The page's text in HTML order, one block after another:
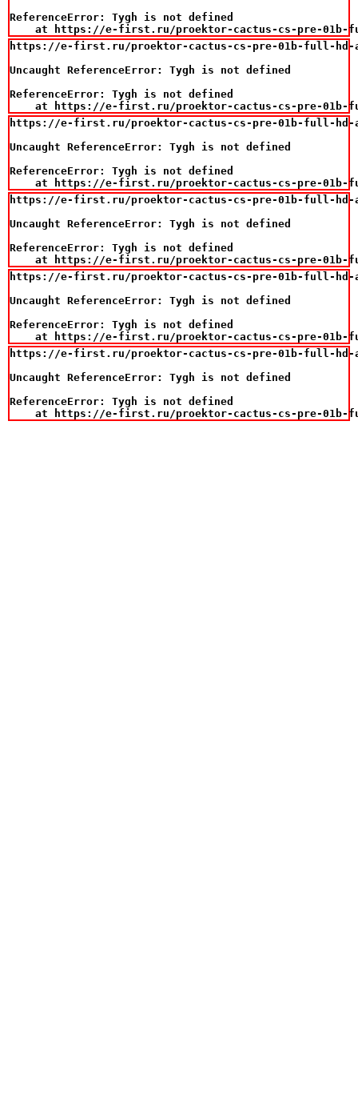
ReferenceError: Tygh is not defined
at https://e-first.ru/proektor-cactus-cs-pre-
https://e-first.ru/proektor-cactus-cs-pre-01b-full-hd-a-
Uncaught ReferenceError: Tygh is not defined
ReferenceError: Tygh is not defined
at https://e-first.ru/proektor-cactus-cs-pre-
https://e-first.ru/proektor-cactus-cs-pre-01b-full-hd-a-
Uncaught ReferenceError: Tygh is not defined
ReferenceError: Tygh is not defined
at https://e-first.ru/proektor-cactus-cs-pre-
https://e-first.ru/proektor-cactus-cs-pre-01b-full-hd-a-
Uncaught ReferenceError: Tygh is not defined
ReferenceError: Tygh is not defined
at https://e-first.ru/proektor-cactus-cs-pre-
https://e-first.ru/proektor-cactus-cs-pre-01b-full-hd-a-
Uncaught ReferenceError: Tygh is not defined
ReferenceError: Tygh is not defined
at https://e-first.ru/proektor-cactus-cs-pre-
https://e-first.ru/proektor-cactus-cs-pre-01b-full-hd-a-
Uncaught ReferenceError: Tygh is not defined
ReferenceError: Tygh is not defined
at https://e-first.ru/proektor-cactus-cs-pre-